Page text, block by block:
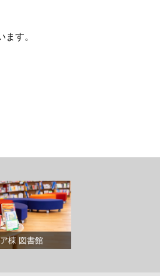
す。
棟 図書館